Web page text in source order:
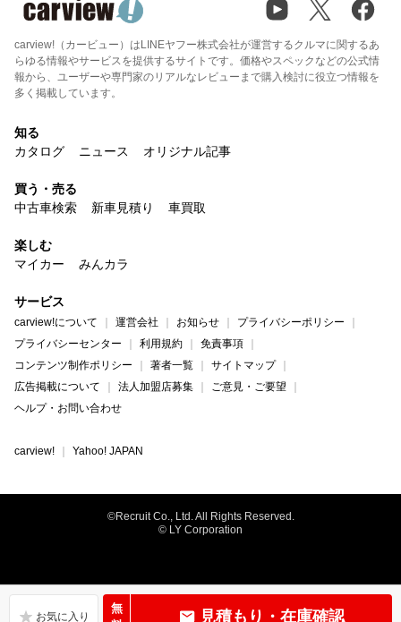
無
見積もり・在庫確認
carview!（カービュー）はLINEヤフー株式会社が運営するクルマに関するあ
らゆる情報やサービスを提供するサイトです。価格やスペックなどの公式情
報から、ユーザーや専門家のリアルなレビューまで購入検討に役立つ情報を
多く掲載しています。
知る
カタログ
ニュース オリジナル記事
買う・売る
中古車検索
新車見積り 車買取
楽しむ
マイカー
みんカラ
サービス
carview!について 運営会社 お知らせ
プライバシーポリシー
プライバシーセンター
利用規約
免責事項
コンテンツ制作ポリシー
著者一覧
サイトマップ
広告掲載について
法人加盟店募集
ご意見・ご要望
ヘルプ・お問い合わせ
carview! Yahoo! JAPAN
©Recruit Co., Ltd. All Rights Reserved.
© LY Corporation